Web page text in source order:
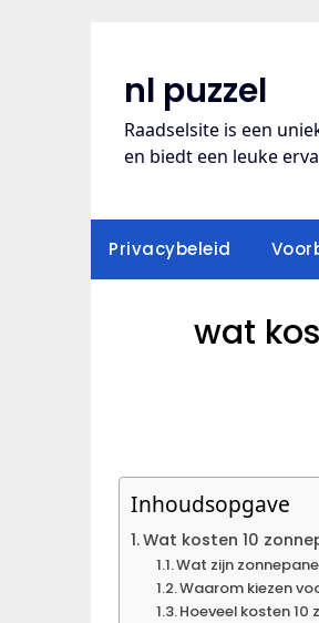
nl puzzel
Raadselsite is een
en biedt een leuke
Privacybeleid
wat
Inhoudsopgave
Wat kosten 10
Wat zijn
Waarom kiezen
Hoeveel kosten 10